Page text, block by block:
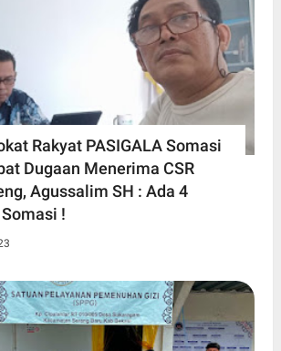
Rakyat PASIGALA Somasi
Dugaan Menerima CSR
Agussalim SH : Ada 4
!